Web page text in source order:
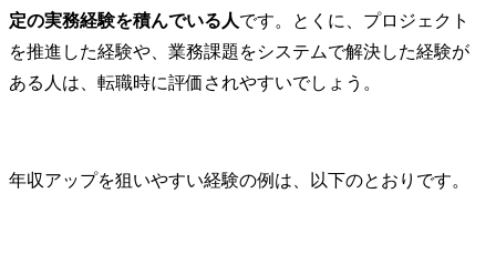
定の実務経験を積んでいる人です。とくに、プロジェクト
を推進した経験や、業務課題をシステムで解決した経験が
ある人は、転職時に評価されやすいでしょう。
年収アップを狙いやすい経験の例は、以下のとおりです。